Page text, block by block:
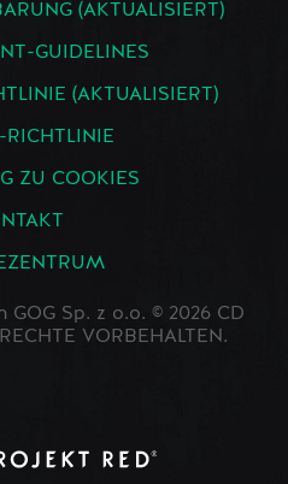
(AKTUALISIERT)
GUIDELINES
(AKTUALISIERT)
RICHTLINIE
ZU COOKIES
Sp. z o.o. © 2026 CD
VORBEHALTEN.